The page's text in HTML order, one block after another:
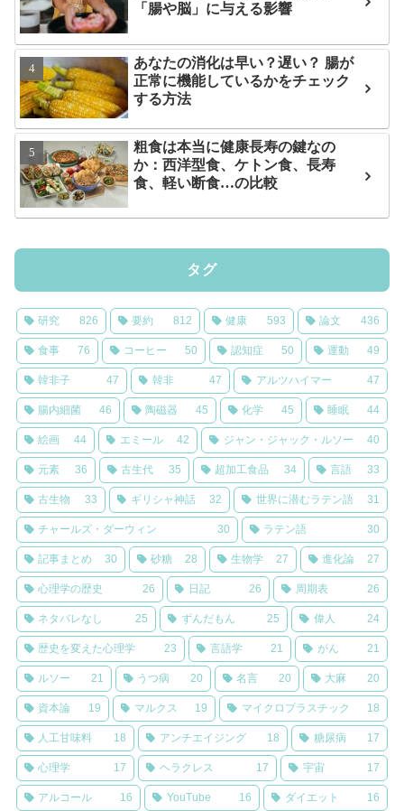
「腸や脳」に与える影響
あなたの消化は早い？遅い？ 腸が
正常に機能しているかをチェック
する方法
粗食は本当に健康長寿の鍵なの
か：西洋型食、ケトン食、長寿
食、軽い断食…の比較
タグ
研究 826 要約 812 健康 593 論文 436
食事 76 コーヒー 50 認知症 50 運動 49
韓非子 47 韓非 47 アルツハイマー 47
腸内細菌 46 陶磁器 45 化学 45 睡眠 44
絵画 44 エミール 42 ジャン・ジャック・ルソー 40
元素 36 古生代 35 超加工食品 34 言語 33
古生物 33 ギリシャ神話 32 世界に潜むラテン語 31
チャールズ・ダーウィン 30 ラテン語 30
記事まとめ 30 砂糖 28 生物学 27 進化論 27
心理学の歴史 26 日記 26 周期表 26
ネタバレなし 25 ずんだもん 25 偉人 24
歴史を変えた心理学 23 言語学 21 がん 21
ルソー 21 うつ病 20 名言 20 大麻 20
資本論 19 マルクス 19 マイクロプラスチック 18
人工甘味料 18 アンチエイジング 18 糖尿病 17
心理学 17 ヘラクレス 17 宇宙 17
アルコール 16 YouTube 16 ダイエット 16